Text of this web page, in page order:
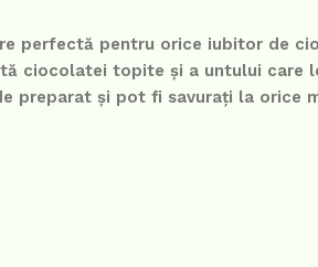
perfectă pentru orice iubitor de
ciocolatei topite și a untului care
preparat și pot fi savurați la orice